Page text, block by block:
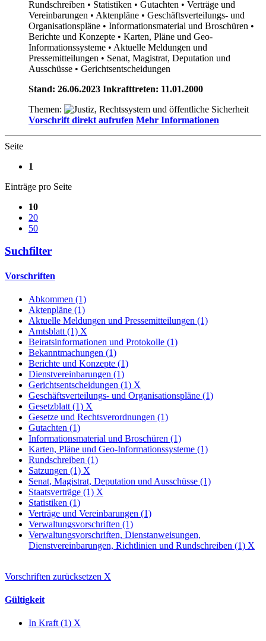
Rundschreiben • Statistiken • Gutachten • Verträge und
Vereinbarungen • Aktenpläne • Geschäftsverteilungs- und
Organisationspläne • Informationsmaterial und Broschüren •
Berichte und Konzepte • Karten, Pläne und Geo-
Informationssysteme • Aktuelle Meldungen und
Pressemitteilungen • Senat, Magistrat, Deputation und
Ausschüsse • Gerichtsentscheidungen
Stand: 26.06.2023 Inkrafttreten: 11.01.2000
Themen:
Vorschrift direkt aufrufen Mehr Informationen
Seite
1
Einträge pro Seite
10
20
50
Suchfilter
Vorschriften
Abkommen (1)
Aktenpläne (1)
Aktuelle Meldungen und Pressemitteilungen (1)
Amtsblatt (1) X
Beiratsinformationen und Protokolle (1)
Bekanntmachungen (1)
Berichte und Konzepte (1)
Dienstvereinbarungen (1)
Gerichtsentscheidungen (1) X
Geschäftsverteilungs- und Organisationspläne (1)
Gesetzblatt (1) X
Gesetze und Rechtsverordnungen (1)
Gutachten (1)
Informationsmaterial und Broschüren (1)
Karten, Pläne und Geo-Informationssysteme (1)
Rundschreiben (1)
Satzungen (1) X
Senat, Magistrat, Deputation und Ausschüsse (1)
Staatsverträge (1) X
Statistiken (1)
Verträge und Vereinbarungen (1)
Verwaltungsvorschriften (1)
Verwaltungsvorschriften, Dienstanweisungen,
Dienstvereinbarungen, Richtlinien und Rundschreiben (1) X
Vorschriften zurücksetzen X
Gültigkeit
In Kraft (1) X